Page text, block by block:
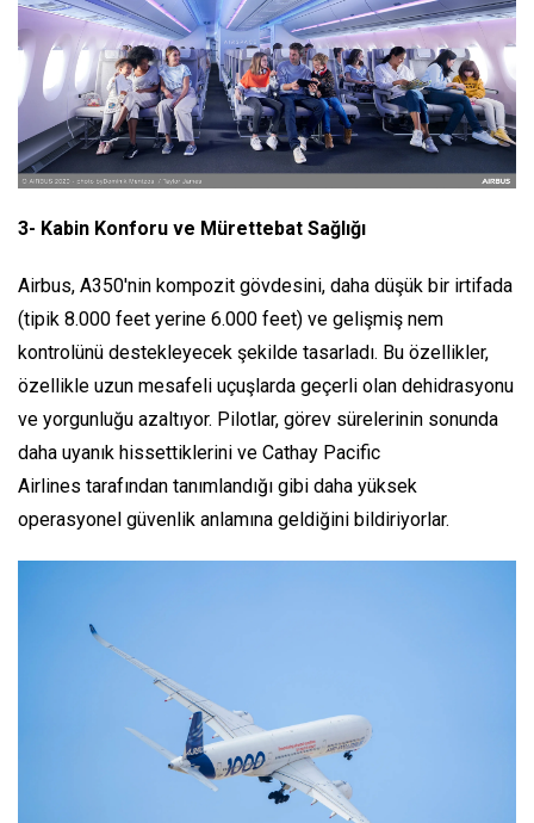
3- Kabin Konforu ve Mürettebat Sağlığı
Airbus, A350'nin kompozit gövdesini, daha düşük bir irtifada
(tipik 8.000 feet yerine 6.000 feet) ve gelişmiş nem
kontrolünü destekleyecek şekilde tasarladı. Bu özellikler,
özellikle uzun mesafeli uçuşlarda geçerli olan dehidrasyonu
ve yorgunluğu azaltıyor. Pilotlar, görev sürelerinin sonunda
daha uyanık hissettiklerini ve Cathay Pacific
Airlines tarafından tanımlandığı gibi daha yüksek
operasyonel güvenlik anlamına geldiğini bildiriyorlar.